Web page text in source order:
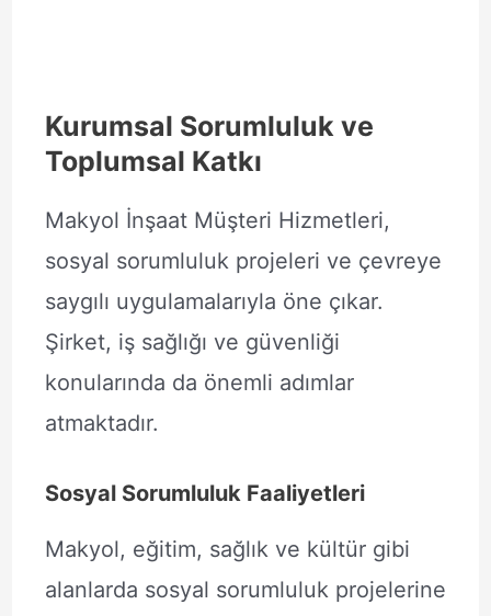
Kurumsal Sorumluluk ve
Toplumsal Katkı
Makyol İnşaat Müşteri Hizmetleri,
sosyal sorumluluk projeleri ve çevreye
saygılı uygulamalarıyla öne çıkar.
Şirket, iş sağlığı ve güvenliği
konularında da önemli adımlar
atmaktadır.
Sosyal Sorumluluk Faaliyetleri
Makyol, eğitim, sağlık ve kültür gibi
alanlarda sosyal sorumluluk projelerine